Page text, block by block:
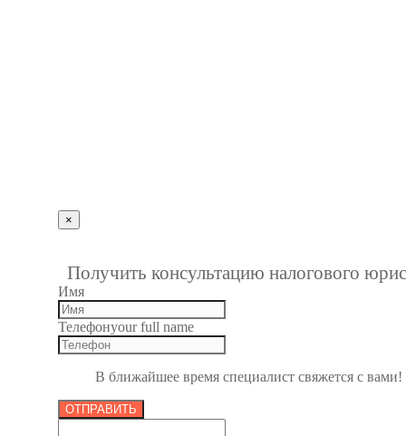
×
Получить консультацию налогового
Имя
Телефонyour full name
В ближайшее время специалист свяжется с вами!
ОТПРАВИТЬ